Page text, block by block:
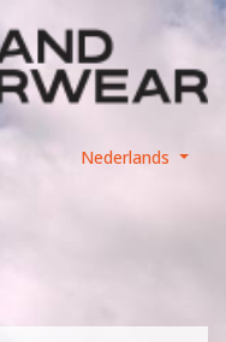
Nederlands